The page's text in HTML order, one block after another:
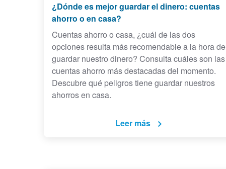
¿Dónde es mejor guardar el dinero: cuentas
ahorro o en casa?
Cuentas ahorro o casa, ¿cuál de las dos
opciones resulta más recomendable a la hora de
guardar nuestro dinero? Consulta cuáles son las
cuentas ahorro más destacadas del momento.
Descubre qué peligros tiene guardar nuestros
ahorros en casa.
Leer más